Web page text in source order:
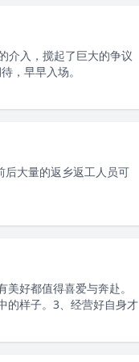
介入，搅起了巨大的争议
，早早入场。
后大量的返乡返工人员可
好都值得喜爱与奔赴。
的样子。3、经营好自身才